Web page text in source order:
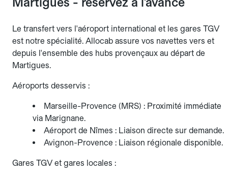
Le transfert vers l'aéroport international et les gares TGV
est notre spécialité. Allocab assure vos navettes vers et
depuis l'ensemble des hubs provençaux au départ de
Martigues.
Aéroports desservis :
Marseille-Provence (MRS) : Proximité immédiate
via Marignane.
Aéroport de Nîmes : Liaison directe sur demande.
Avignon-Provence : Liaison régionale disponible.
Gares TGV et gares locales :